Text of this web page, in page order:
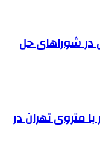
شوراهای حل
مسافر با متروی تهران در